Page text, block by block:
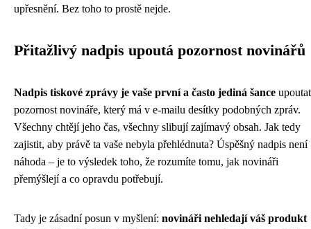
upřesnění. Bez toho to prostě nejde.
Přitažlivý nadpis upoutá pozornost novinářů
Nadpis tiskové zprávy je vaše první a často jediná šance upoutat
pozornost novináře, který má v e-mailu desítky podobných zpráv.
Všechny chtějí jeho čas, všechny slibují zajímavý obsah. Jak tedy
zajistit, aby právě ta vaše nebyla přehlédnuta? Úspěšný nadpis není
náhoda – je to výsledek toho, že rozumíte tomu, jak novináři
přemýšlejí a co opravdu potřebují.
Tady je zásadní posun v myšlení: novináři nehledají váš produkt